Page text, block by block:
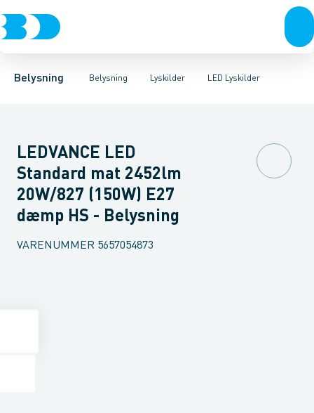
Belysning Belysning
Belysning Lyskilder
LyskilderBelysningsarmaturerLysstyringTilbehør til
LED Lyskilder
LED Lyskilder LysrørUV-LampeMetalhalogen
LEDVANCE LED
Standard mat 2452lm
20W/827 (150W) E27
dæmp HS - Belysning
VARENUMMER 5657054873